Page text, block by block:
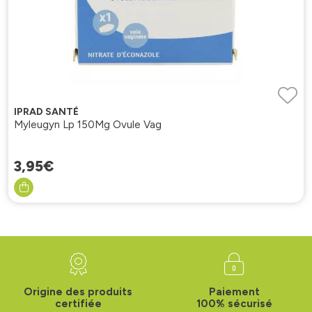
IPRAD SANTÉ
Myleugyn Lp 150Mg Ovule Vag
3,95€
Origine des produits
certifiée
Paiement
100% sécurisé